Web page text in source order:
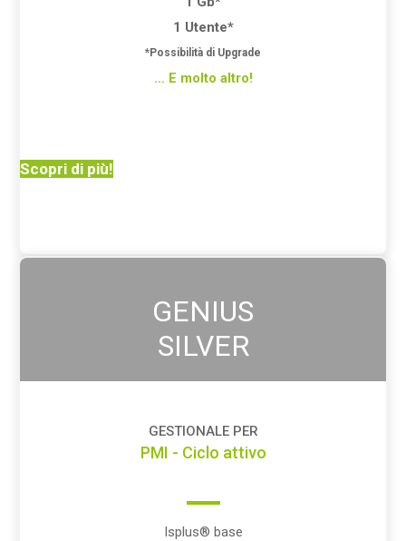
1 Utente*
*Possibilità di Upgrade
... E molto altro!
Scopri di più!
GENIUS
SILVER
GESTIONALE PER
PMI - Ciclo attivo
Isplus® base